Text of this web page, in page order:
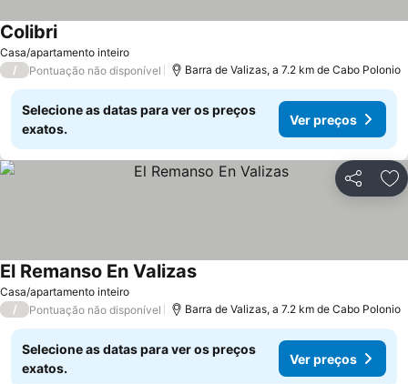
Casa/apartamento inteiro
Colibri
/ Pontuação não disponível Barra de Valizas, a 7.2 km de Cabo Polonio
Selecione as datas para ver os preços
exatos.
Ver preços
Partilhar
Casa/apartamento inteiro
El Remanso En Valizas
/ Pontuação não disponível Barra de Valizas, a 7.2 km de Cabo Polonio
Selecione as datas para ver os preços
exatos.
Ver preços